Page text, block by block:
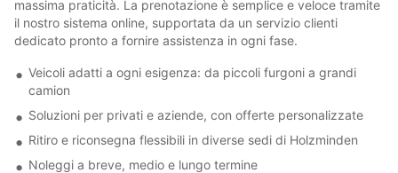
massima praticità. La prenotazione è semplice e veloce tramite
il nostro sistema online, supportata da un servizio clienti
dedicato pronto a fornire assistenza in ogni fase.
Veicoli adatti a ogni esigenza: da piccoli furgoni a grandi
camion
Soluzioni per privati e aziende, con offerte personalizzate
Ritiro e riconsegna flessibili in diverse sedi di Holzminden
Noleggi a breve, medio e lungo termine